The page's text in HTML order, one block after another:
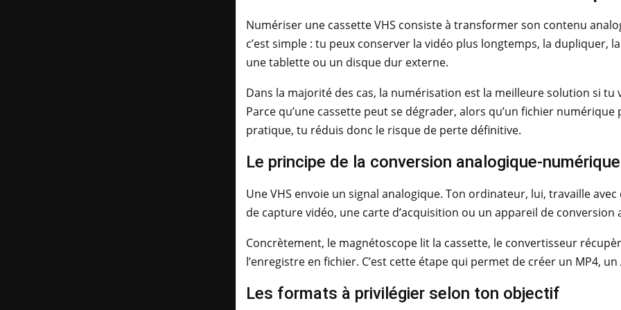
Numériser une cassette VHS consiste à transformer son contenu
c’est simple : tu peux conserver la vidéo plus longtemps, la dupliquer,
une tablette ou un disque dur externe.
Dans la majorité des cas, la numérisation est la meilleure solution si
Parce qu’une cassette peut se dégrader, alors qu’un fichier
pratique, tu réduis donc le risque de perte définitive.
Le principe de la conversion analogique-numérique
Une VHS envoie un signal analogique. Ton ordinateur, lui, travaille
de capture vidéo, une carte d’acquisition ou un appareil de
Concrètement, le magnétoscope lit la cassette, le convertisseur
l’enregistre en fichier. C’est cette étape qui permet de créer un MP4,
Les formats à privilégier selon ton objectif